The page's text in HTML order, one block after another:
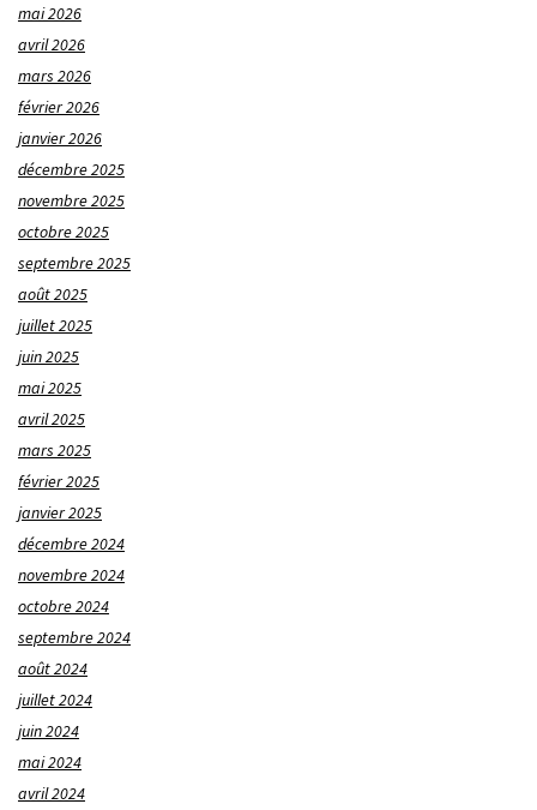
mai 2026
avril 2026
mars 2026
février 2026
janvier 2026
décembre 2025
novembre 2025
octobre 2025
septembre 2025
août 2025
juillet 2025
juin 2025
mai 2025
avril 2025
mars 2025
février 2025
janvier 2025
décembre 2024
novembre 2024
octobre 2024
septembre 2024
août 2024
juillet 2024
juin 2024
mai 2024
avril 2024